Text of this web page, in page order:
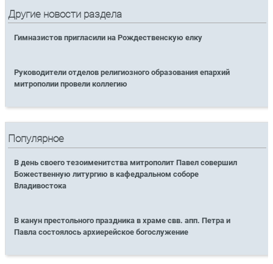
Другие новости раздела
Гимназистов пригласили на Рождественскую елку
Руководители отделов религиозного образования епархий
митрополии провели коллегию
Популярное
В день своего тезоименитства митрополит Павел совершил
Божественную литургию в кафедральном соборе
Владивостока
В канун престольного праздника в храме свв. апп. Петра и
Павла состоялось архиерейское богослужение